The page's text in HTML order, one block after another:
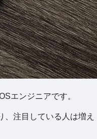
エンジニアです。
、注目している人は増え